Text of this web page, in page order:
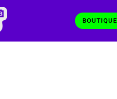
BOUTIQUE